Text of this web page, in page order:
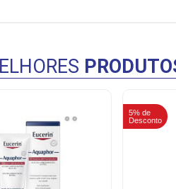
5% de
Desconto